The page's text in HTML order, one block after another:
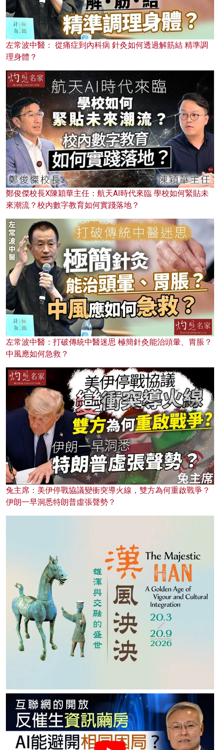
左常波中醫： 從痛症到內科病 針灸如何透過解筋結 精準調
理身體？
鄭俊傑校長X陳穎華主任：航天AI時代來臨 學校如何緊貼未
來潮流？校內數字教育如何實踐落地？
左常波中醫：打破傳統中醫迷思 極簡針灸能治頭暈、胃脹？
中風應如何急救？
兔主席：美伊停戰協議變衝突導火線，雙方為何重啟戰爭？
伊朗一早洞悉特朗普虛張聲勢？